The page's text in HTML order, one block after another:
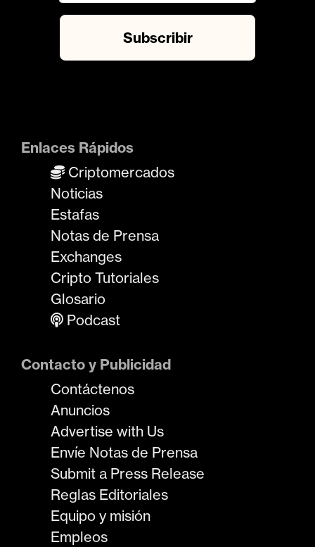
Enlaces Rápidos
Criptomercados
Noticias
Estafas
Notas de Prensa
Exchanges
Cripto Tutoriales
Glosario
Podcast
Contacto y Publicidad
Contáctenos
Anuncios
Advertise with Us
Envíe Notas de Prensa
Submit a Press Release
Reglas Editoriales
Equipo y misión
Empleos